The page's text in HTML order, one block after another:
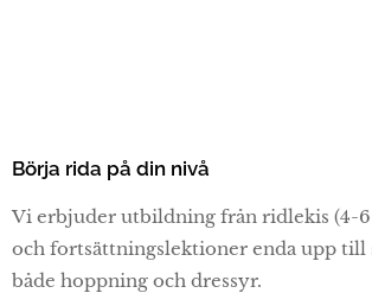
Börja rida på din nivå
Vi erbjuder utbildning från ridlekis (4-
och fortsättningslektioner enda upp till
både hoppning och dressyr.